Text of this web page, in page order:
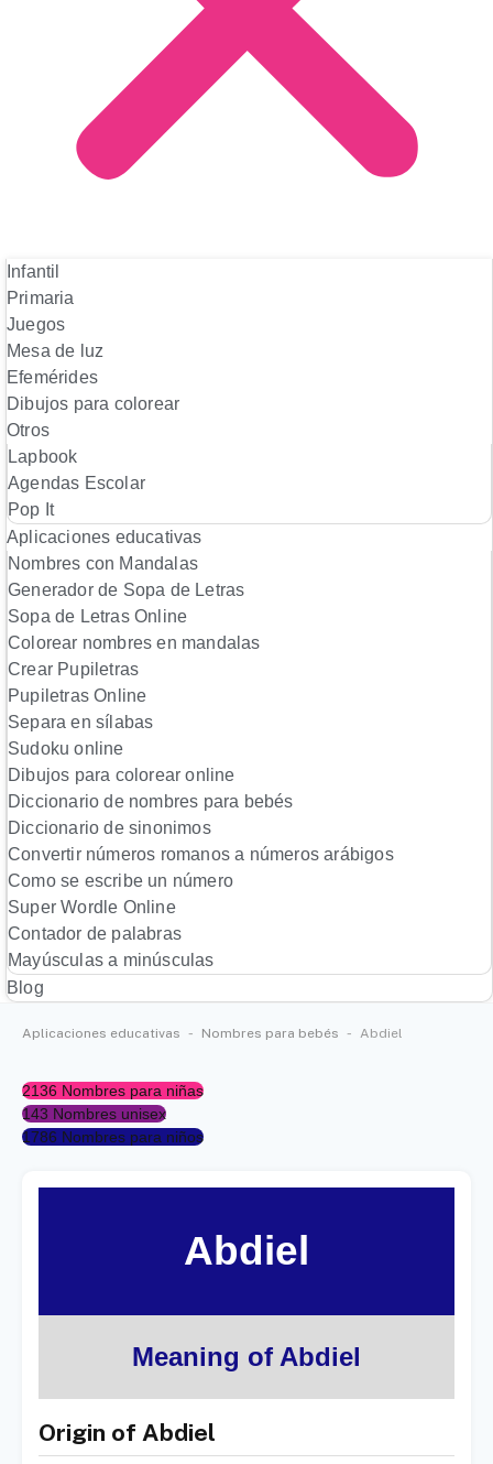
Infantil
Primaria
Juegos
Mesa de luz
Efemérides
Dibujos para colorear
Otros
Lapbook
Agendas Escolar
Pop It
Aplicaciones educativas
Nombres con Mandalas
Generador de Sopa de Letras
Sopa de Letras Online
Colorear nombres en mandalas
Crear Pupiletras
Pupiletras Online
Separa en sílabas
Sudoku online
Dibujos para colorear online
Diccionario de nombres para bebés
Diccionario de sinonimos
Convertir números romanos a números arábigos
Como se escribe un número
Super Wordle Online
Contador de palabras
Mayúsculas a minúsculas
Blog
Aplicaciones educativas - Nombres para bebés - Abdiel
2136 Nombres para niñas
143 Nombres unisex
1786 Nombres para niños
Abdiel
Meaning of Abdiel
Origin of Abdiel